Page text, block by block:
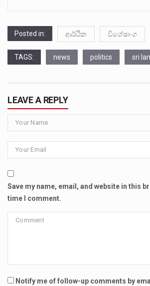
Posted in: ආර්ථික විශේෂාංග
TAGS: news politics sri
LEAVE A REPLY
Save my name, email, and website in this
time I comment.
Notify me of follow-up comments by